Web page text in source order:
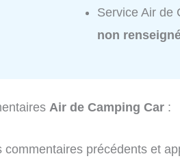
Service Air de
non
Air de Camping Car :
commentaires précédents et